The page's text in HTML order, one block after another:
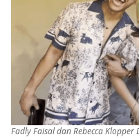
Fadly Faisal dan Rebecca